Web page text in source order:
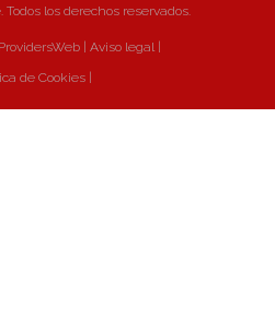
Todos los derechos reservados.
Aviso legal
de Cookies